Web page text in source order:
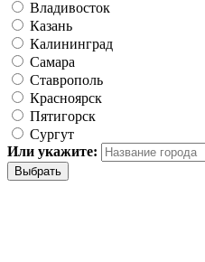
Владивосток
Казань
Калининград
Самара
Ставрополь
Красноярск
Пятигорск
Сургут
Или укажите: